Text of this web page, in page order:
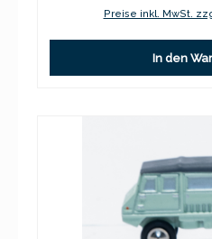
Preise inkl. MwSt.
In den